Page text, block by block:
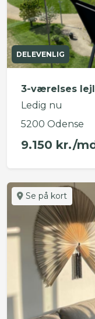
DELEVENLIG
3-værelses
Ledig nu
5200 Odense
9.150 kr./
Se på kort